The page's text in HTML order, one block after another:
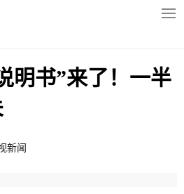
明书”来了！一半
新闻